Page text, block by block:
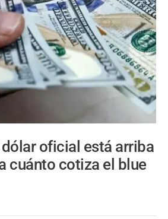
dólar oficial está arriba
cuánto cotiza el blue